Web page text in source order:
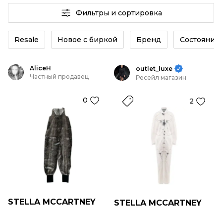
STELLA MCCARTNEY женские от селлеров OSKELLY с
быстрой доставкой по России. Ваш стиль не ждет, и
мы тоже! Винтажные изделия или Комбинезоны
STELLA MCCARTNEY женские из новых коллекций –
заказывайте на сайте или в приложении OSKELLY с
Фильтры и сортировка
Resale Новое с биркой Бренд Состояние
AliceH
Частный продавец
0
STELLA MCCARTNEY
outlet_luxe
Ресейл магазин
2
STELLA MCCARTNEY